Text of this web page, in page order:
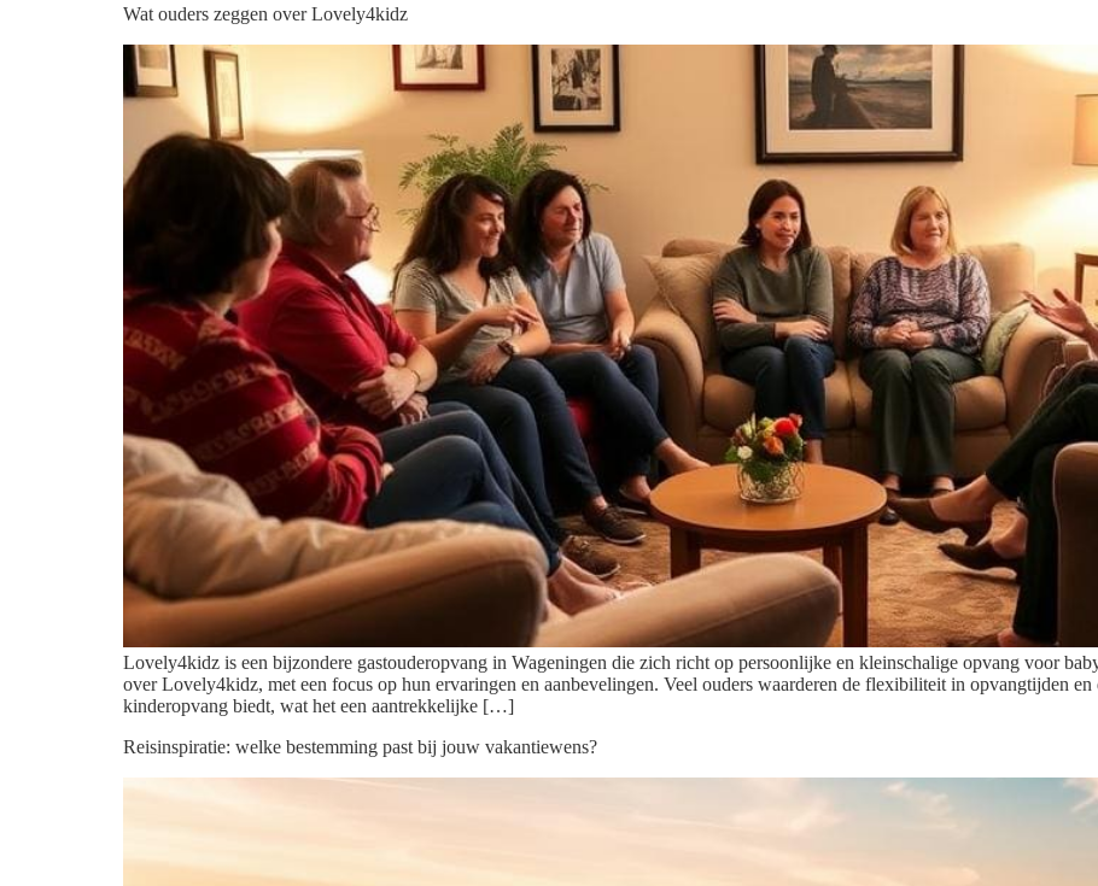
Wat ouders zeggen over Lovely4kidz
Lovely4kidz is een bijzondere gastouderopvang in Wageningen die zich richt op persoonlijke en kleinschalige opvang voor
over Lovely4kidz, met een focus op hun ervaringen en aanbevelingen. Veel ouders waarderen de flexibiliteit in opvangtijden
kinderopvang biedt, wat het een aantrekkelijke […]
Reisinspiratie: welke bestemming past bij jouw vakantiewens?